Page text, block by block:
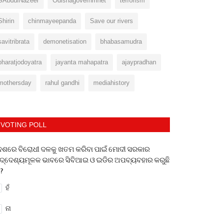
chinmayeepanda Save our rivers
demonetisation bhabasamudra
jayanta mahapatra ajaypradhan
rahul gandhi mediahistory
VOTING POLL
ବିରୋଧୀ ଦଳକୁ ଖତମ କରିବା ପାଇଁ ମୋଦୀ ସରକାର
ଭାବରେ ସିବିଆଇ ଓ ଇଡିର ଅପବ୍ୟବହାର କରୁଛି
ହଁ
ନା